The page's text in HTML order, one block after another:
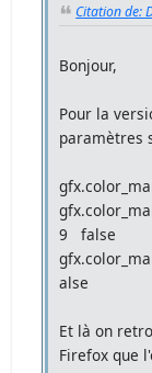
Citation de:
Bonjour,
Pour la
paramètres
9 false
alse
Et là on
Firefox que